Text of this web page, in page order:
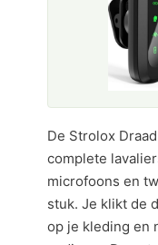
De Strolox
complete
microfoons en
stuk. Je klikt de
op je kleding en